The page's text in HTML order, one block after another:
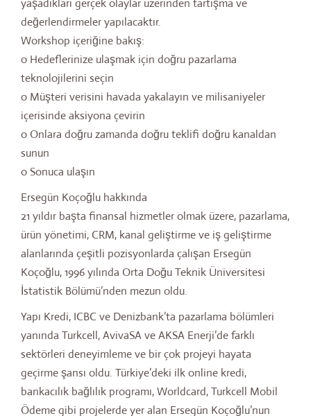
değerlendirmeler yapılacaktır.
Workshop içeriğine bakış:
o Hedeflerinize ulaşmak için doğru pazarlama
teknolojilerini seçin
o Müşteri verisini havada yakalayın ve milisaniyeler
içerisinde aksiyona çevirin
o Onlara doğru zamanda doğru teklifi doğru kanaldan
sunun
o Sonuca ulaşın
Ersegün Koçoğlu hakkında
21 yıldır başta finansal hizmetler olmak üzere, pazarlama,
ürün yönetimi, CRM, kanal geliştirme ve iş geliştirme
alanlarında çeşitli pozisyonlarda çalışan Ersegün
Koçoğlu, 1996 yılında Orta Doğu Teknik Üniversitesi
İstatistik Bölümü’nden mezun oldu.
Yapı Kredi, ICBC ve Denizbank’ta pazarlama bölümleri
yanında Turkcell, AvivaSA ve AKSA Enerji’de farklı
sektörleri deneyimleme ve bir çok projeyi hayata
geçirme şansı oldu. Türkiye’deki ilk online kredi,
bankacılık bağlılık programı, Worldcard, Turkcell Mobil
Ödeme gibi projelerde yer alan Ersegün Koçoğlu’nun